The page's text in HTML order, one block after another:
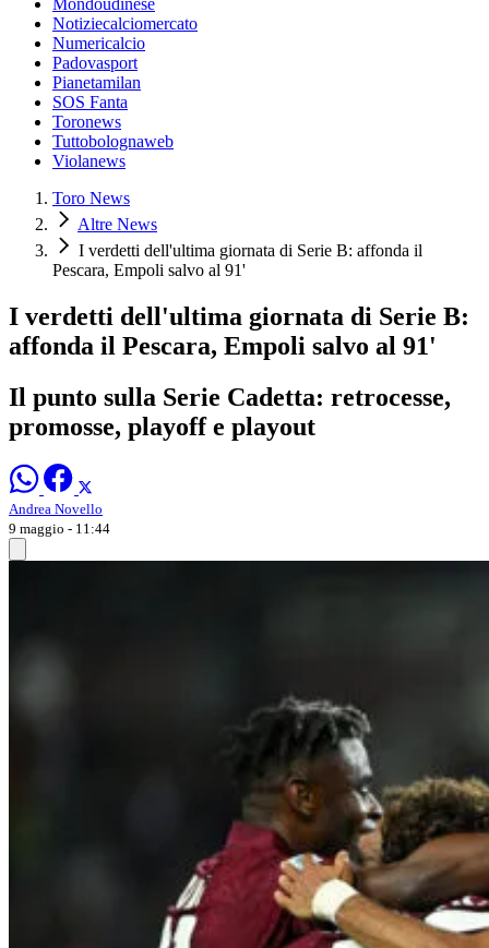
Mondoudinese
Notiziecalciomercato
Numericalcio
Padovasport
Pianetamilan
SOS Fanta
Toronews
Tuttobolognaweb
Violanews
Toro News
Altre News
I verdetti dell'ultima giornata di Serie B: affonda il
Pescara, Empoli salvo al 91'
I verdetti dell'ultima giornata di Serie B:
affonda il Pescara, Empoli salvo al 91'
Il punto sulla Serie Cadetta: retrocesse,
promosse, playoff e playout
Andrea Novello
9 maggio - 11:44